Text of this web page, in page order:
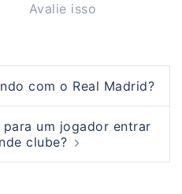
Avalie isso
com o Real Madrid?
um jogador entrar
clube?